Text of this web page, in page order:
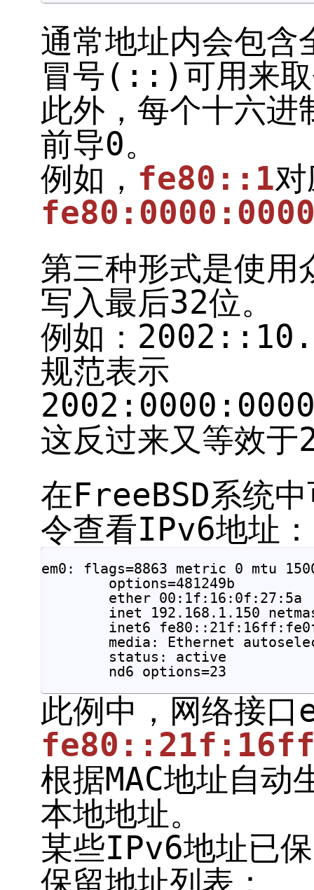
通常地址内会包含
冒号(::)可用来取
此外，每个十六进
前导0。
例如， fe80::1
第三种形式是使
写入最后32位。
例如：
规范表示
这反过来又等效
在FreeBSD系统
令查看IPv6地址：
em0: flags=8863 metric 0 mtu
        options=481249b
        ether 00:1f:16:0f:27:5a
inet 192.168.1.150
inet6
media: Ethernet
        status: active
        nd6 options=23
此例中，网络接口
根据MAC地址自动
本地地址。
某些IPv6地址已
保留地址列表：